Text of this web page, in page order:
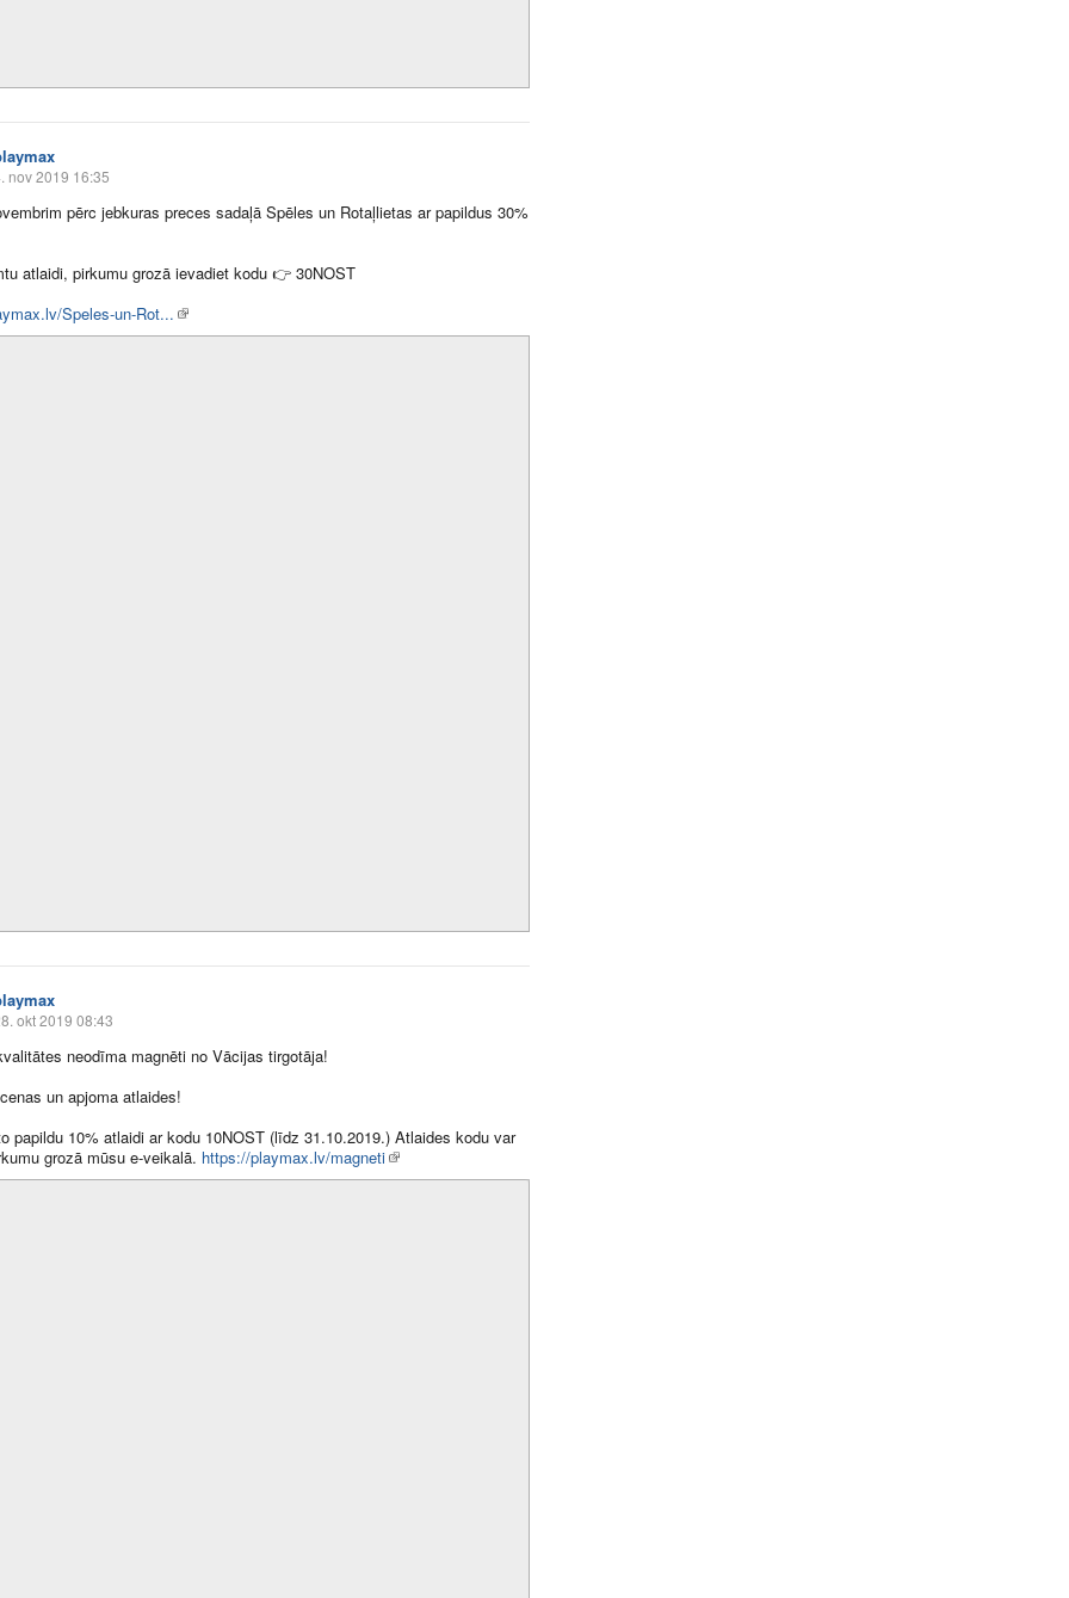
nov 2019 16:35
pērc jebkuras preces sadaļā Spēles un Rotaļlietas ar papildus 30%
atlaidi, pirkumu grozā ievadiet kodu 👉 30NOST
Speles-un-Rot...
okt 2019 08:43
neodīma magnēti no Vācijas tirgotāja!
un apjoma atlaides!
papildu 10% atlaidi ar kodu 10NOST (līdz 31.10.2019.) Atlaides kodu var
grozā mūsu e-veikalā. https://playmax.lv/magneti